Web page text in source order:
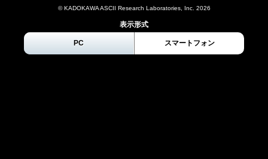
© KADOKAWA ASCII Research Laboratories, Inc. 2026
表示形式
PC スマートフォン